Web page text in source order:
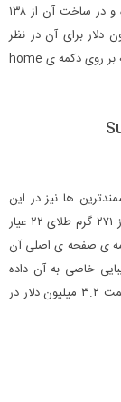
جواهر ساز مشهور اتریشی Peter Aloisson طراحی شده و در ساخت آن از ۱۳۸
استفاده شده که قیمتی معادل ۲.۴ میلیون دلار برای آن در نظر
گرفته شده است. یک قطعه الماس سفید ۶.۶ قیراطی نیز که بر روی دکمه ی home
ها نیز در این
لیست می باشد. در طراحی و ساخت این زیبای هوشمند از ۲۷۱ گرم طلای ۲۲ عیار
شده است ، دکمه ی صفحه ی اصلی آن
الماس نادر ۷.۱ قیراطی زیبایی خاصی به آن داده
است. Supreme Goldstriker iPhone 3G 32GB با قیمت ۳.۲ میلیون دلار در